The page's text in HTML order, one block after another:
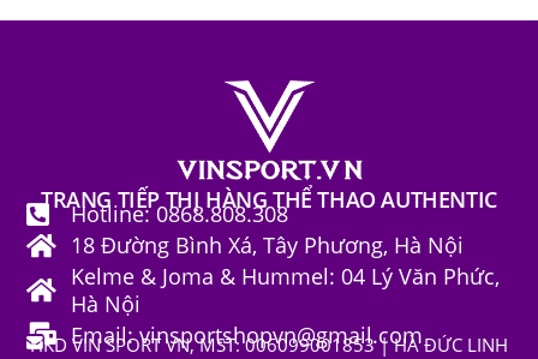
TRANG TIẾP THỊ HÀNG THỂ THAO AUTHENTIC
Hotline: 0868.808.308
18 Đường Bình Xá, Tây Phương, Hà Nội
Kelme & Joma & Hummel: 04 Lý Văn Phức,
Hà Nội
Email: vinsportshopvn@gmail.com
HKD VIN SPORT VN, MST: 006099001853 | HÀ ĐỨC LINH